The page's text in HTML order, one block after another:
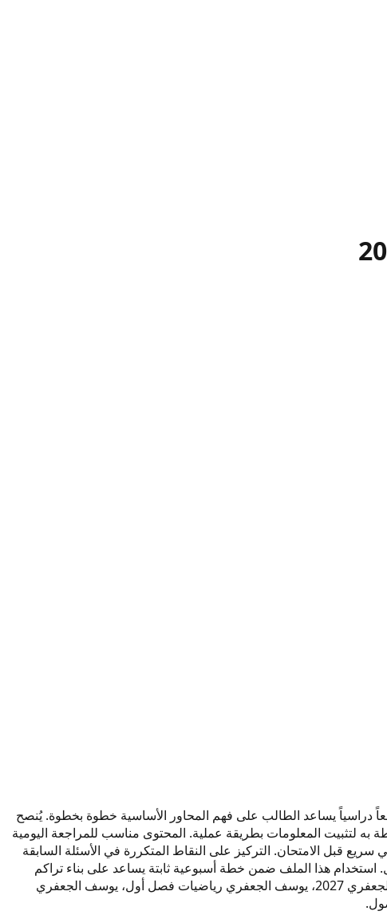
في مادة رياضيات لسنة 2027. تم إعداد المحتوى ليكون مرجعاً دراسياً يساعد الطالب على فهم المحاور الأساسية خطوة بخطوة. يُنصح
به لتثبيت المعلومات بطريقة عملية. المحتوى مناسب للمراجعة اليومية
قبل الامتحان. التركيز على النقاط المتكررة في الأسئلة السابقة
هذا الملف ضمن خطة أسبوعية ثابتة يساعد على بناء تراكم
معرفي واضح ومنظم. كلمات مرتبطة بالمحتوى: يوسف الجعفري رياضيات 2027، الجعفري رياضيات 2027، مدرس رياضيات يوسف الجعفري 2027، يوسف الجعفري رياضيات فصل أول، يوسف الجعفري